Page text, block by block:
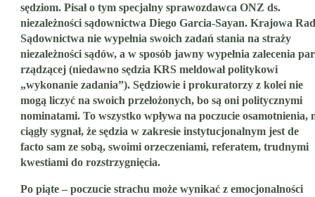
sędziom. Pisał o tym specjalny sprawozdawca ONZ ds.
niezależności sądownictwa Diego Garcia-Sayan. Krajowa
Sądownictwa nie wypełnia swoich zadań stania na straży
niezależności sądów, a w sposób jawny wypełnia zalecenia
rządzącej (niedawno sędzia KRS meldował politykowi
„wykonanie zadania”). Sędziowie i prokuratorzy z kolei nie
mogą liczyć na swoich przełożonych, bo są oni politycznymi
nominatami. To wszystko wpływa na poczucie osamotnienia,
ciągły sygnał, że sędzia w zakresie instytucjonalnym jest de
facto sam ze sobą, swoimi orzeczeniami, referatem, trudnymi
kwestiami do rozstrzygnięcia.
Po piąte – poczucie strachu może wynikać z emocjonalności